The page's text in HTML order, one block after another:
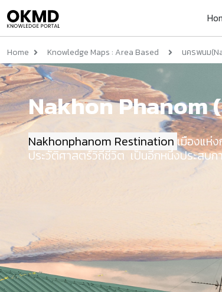
Home Knowledge Maps : Area Based นครพนม
Nakhon Phanom
Nakhonphanom Restination เมืองแห่
ประวัติศาสตร์วิถีชีวิต เป็นอีกหนึ่งประสบ